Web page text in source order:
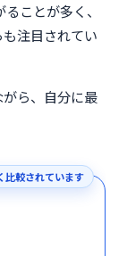
ことが多く、
注目されてい
ら、自分に最
比較されています